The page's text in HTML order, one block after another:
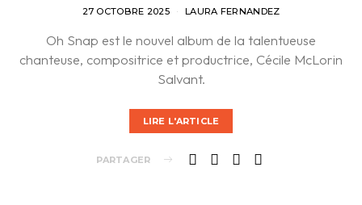
27 OCTOBRE 2025 LAURA FERNANDEZ
Oh Snap est le nouvel album de la talentueuse
chanteuse, compositrice et productrice, Cécile McLorin
Salvant.
LIRE L'ARTICLE
PARTAGER